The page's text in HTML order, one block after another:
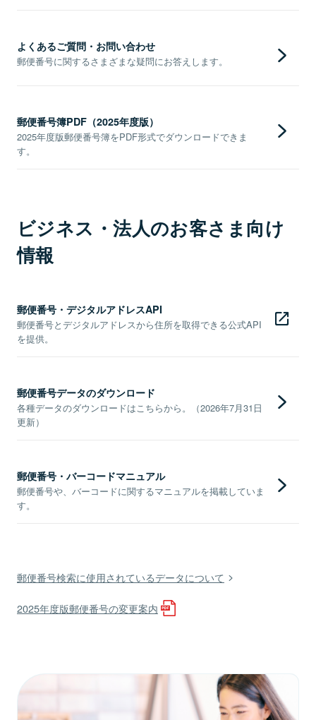
よくあるご質問・お問い合わせ
郵便番号に関するさまざまな疑問にお答えします。
郵便番号簿PDF（2025年度版）
2025年度版郵便番号簿をPDF形式でダウンロードできま
す。
ビジネス・法人のお客さま向け
情報
郵便番号・デジタルアドレスAPI
郵便番号とデジタルアドレスから住所を取得できる公式API
を提供。
郵便番号データのダウンロード
各種データのダウンロードはこちらから。（2026年7月31日
更新）
郵便番号・バーコードマニュアル
郵便番号や、バーコードに関するマニュアルを掲載していま
す。
郵便番号検索に使用されているデータについて
2025年度版郵便番号の変更案内